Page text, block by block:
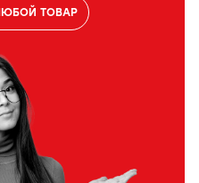
ТОВАР